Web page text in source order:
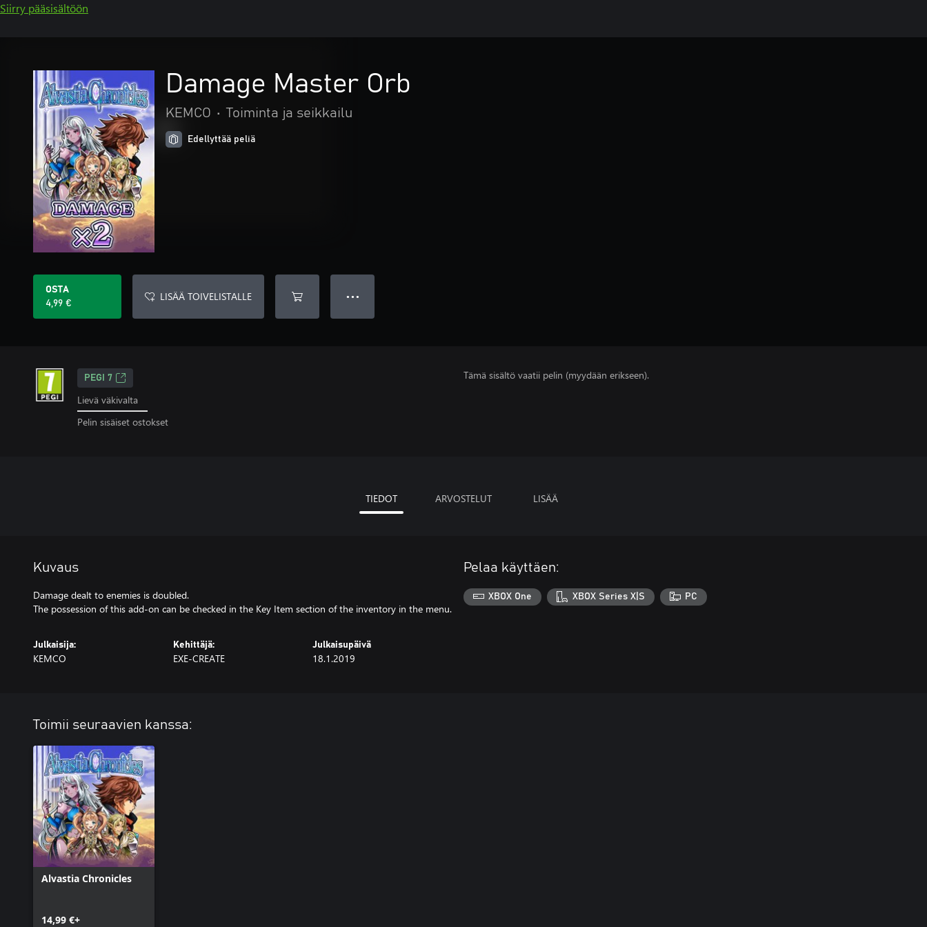
Siirry pääsisältöön
Damage Master Orb
KEMCO • Toiminta ja seikkailu
Edellyttää peliä
OSTA
4,99 €
LISÄÄ TOIVELISTALLE ● ● ●
PEGI 7
Lievä väkivalta
Pelin sisäiset ostokset
Tämä sisältö vaatii pelin (myydään erikseen).
TIEDOT ARVOSTELUT LISÄÄ
Kuvaus
Damage dealt to enemies is doubled.
The possession of this add-on can be checked in the Key Item section of the inventory in the menu.
Julkaisija:
KEMCO
Kehittäjä:
EXE-CREATE
Julkaisupäivä
18.1.2019
Pelaa käyttäen:
XBOX One XBOX Series X|S PC
Toimii seuraavien kanssa:
Alvastia Chronicles
14,99 €+